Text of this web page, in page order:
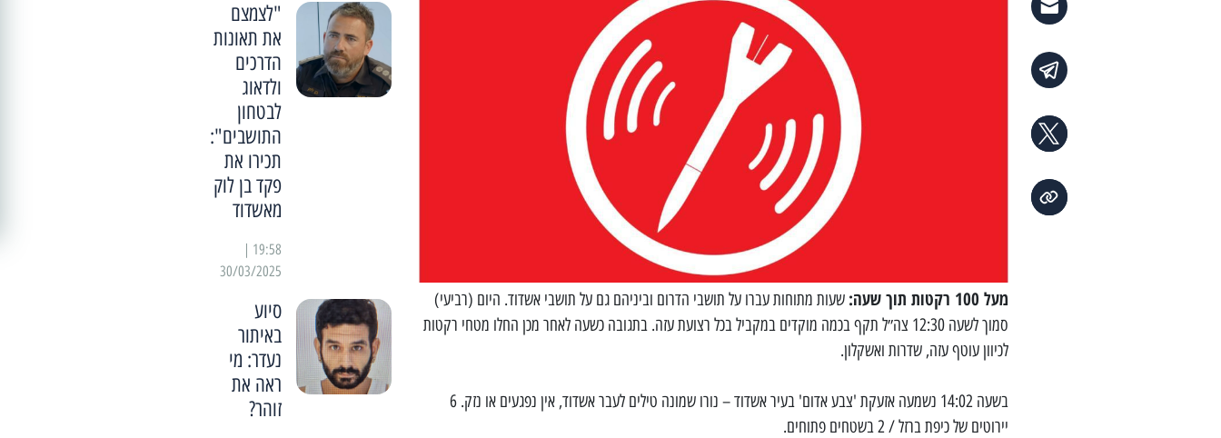
מעל 100 רקטות תוך שעה:
שעות מתוחות עברו על תושבי הדרום וביניהם גם על תושבי אשדוד. היום (רביעי)
סמוך לשעה 12:30 צה״ל תקף בכמה מוקדים במקביל בכל רצועת עזה. בתגובה כשעה לאחר מכן החלו מטחי רקטות
לכיוון עוטף עזה, שדרות ואשקלון.
בשעה 14:02 נשמעה אזעקת 'צבע אדום' בעיר אשדוד – נורו שמונה טילים לעבר אשדוד, אין נפגעים או נזק. 6
יירוטים של כיפת ברזל / 2 בשטחים פתוחים.
"לצמצם
את תאונות
הדרכים
ולדאוג
לבטחון
התושבים":
תכירו את
פקד בן לוק
מאשדוד
30/03/2025
סיוע
באיתור
נעדר: מי
ראה את
זוהר?